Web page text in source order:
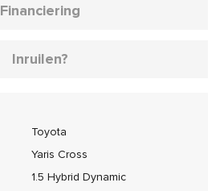
Financiering
Inruilen?
Toyota
Yaris Cross
1.5 Hybrid Dynamic